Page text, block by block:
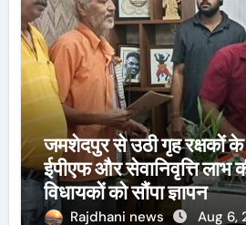
जमशेदपुर से उठी गृह रक्षकों
ईपीएफ और सेवानिवृत्ति लाभ
विधायकों को सौंपा ज्ञापन
Rajdhani news Aug 6,